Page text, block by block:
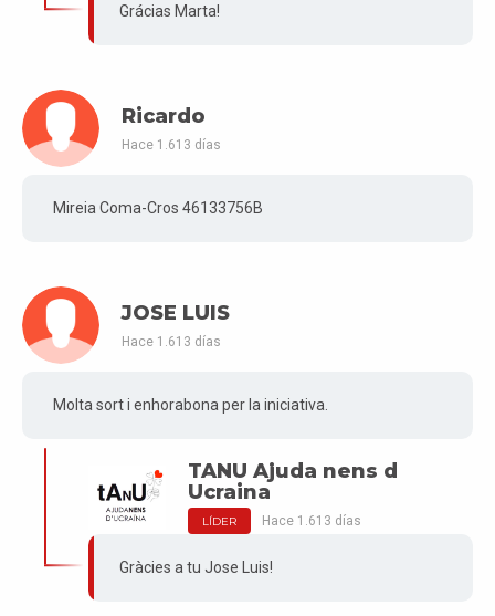
Grácias Marta!
Ricardo
Hace 1.613 días
Mireia Coma-Cros 46133756B
JOSE LUIS
Hace 1.613 días
Molta sort i enhorabona per la iniciativa.
TANU Ajuda nens d
Ucraina
LÍDER Hace 1.613 días
Gràcies a tu Jose Luis!